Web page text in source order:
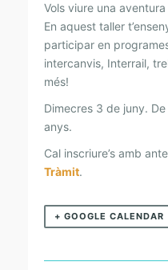
W
C
O
S
T
A
L
’
E
S
T
Vols viure una
En aquest taller
participar en
intercanvis, Interrail,
més!
Dimecres 3 de juny.
anys.
Cal inscriure’s amb
Tràmit.
+ GOOGLE CALENDAR